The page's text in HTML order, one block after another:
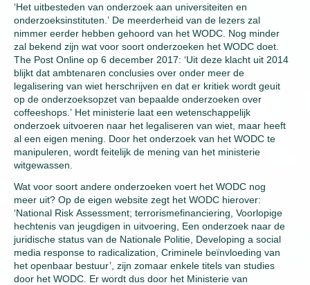
‘Het uitbesteden van onderzoek aan universiteiten en
onderzoeksinstituten.’ De meerderheid van de lezers zal
nimmer eerder hebben gehoord van het WODC. Nog minder
zal bekend zijn wat voor soort onderzoeken het WODC doet.
The Post Online op 6 december 2017: ‘Uit deze klacht uit 2014
blijkt dat ambtenaren conclusies over onder meer de
legalisering van wiet herschrijven en dat er kritiek wordt geuit
op de onderzoeksopzet van bepaalde onderzoeken over
coffeeshops.’ Het ministerie laat een wetenschappelijk
onderzoek uitvoeren naar het legaliseren van wiet, maar heeft
al een eigen mening. Door het onderzoek van het WODC te
manipuleren, wordt feitelijk de mening van het ministerie
witgewassen.
Wat voor soort andere onderzoeken voert het WODC nog
meer uit? Op de eigen website zegt het WODC hierover:
‘National Risk Assessment; terrorismefinanciering, Voorlopige
hechtenis van jeugdigen in uitvoering, Een onderzoek naar de
juridische status van de Nationale Politie, Developing a social
media response to radicalization, Criminele beïnvloeding van
het openbaar bestuur’, zijn zomaar enkele titels van studies
door het WODC. Er wordt dus door het Ministerie van